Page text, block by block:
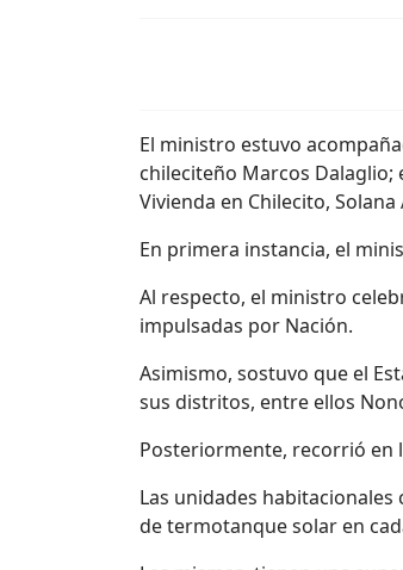
El ministro estuvo
chileciteño Marcos Dalaglio;
Vivienda en Chilecito, Solana
En primera instancia, el
Al respecto, el ministro
impulsadas por Nación.
Asimismo, sostuvo que el
sus distritos, entre ellos
Posteriormente, recorrió en
Las unidades
de termotanque solar en